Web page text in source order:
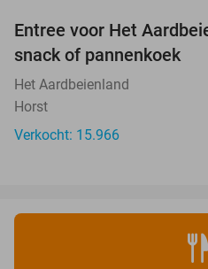
Entree voor Het
snack of pannenkoek
Het Aardbeienland
Horst
Verkocht: 15.966